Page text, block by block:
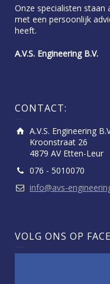
Onze specialisten staan
met een persoonlijk
heeft.
A.V.S. Engineering B.V.
CONTACT:
A.V.S. Engineering
Kroonstraat 26
4879 AV Etten-Leur
076 - 5010070
info@avs-
VOLG ONS OP